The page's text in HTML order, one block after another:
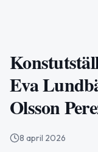
Eva
Olsson
8 april 2026